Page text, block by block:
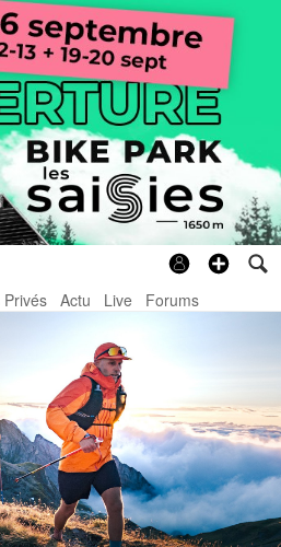
Actu Live Forums